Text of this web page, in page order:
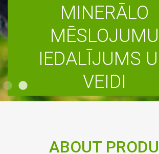
MINERĀLO
MĒSLOJUMU
IEDALĪJUMS
VEIDI
ABOUT